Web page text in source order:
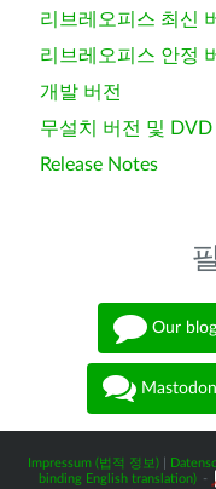
리브레오피스 최신
리브레오피스 안정
개발 버전
무설치 버전 및 DVD
Release Notes
Our blog
Impressum (법적 정보)
binding English translation) -